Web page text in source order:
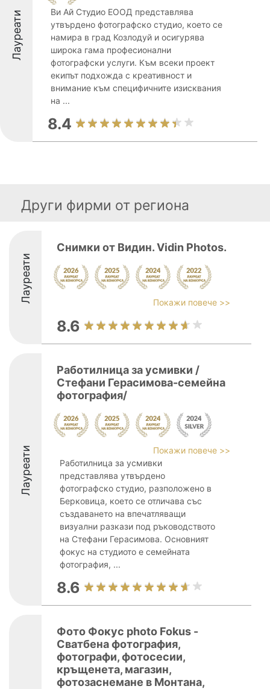
Лауреати
Ви Ай Студио ЕООД представлява
утвърдено фотографско студио, което се
намира в град Козлодуй и осигурява
широка гама професионални
фотографски услуги. Към всеки проект
екипът подхожда с креативност и
внимание към специфичните изисквания
на ...
8.4
Други фирми от региона
Лауреати
Снимки от Видин. Vidin Photos.
Покажи повече >>
8.6
Лауреати
Работилница за усмивки /
Стефани Герасимова-семейна
фотография/
Покажи повече >>
Работилница за усмивки
представлява утвърдено
фотографско студио, разположено в
Берковица, което се отличава със
създаването на впечатляващи
визуални разкази под ръководството
на Стефани Герасимова. Основният
фокус на студиото е семейната
фотография, ...
8.6
Фото Фокус photo Fokus -
Сватбена фотография,
фотографи, фотосесии,
кръщенета, магазин,
фотозаснемане в Монтана,